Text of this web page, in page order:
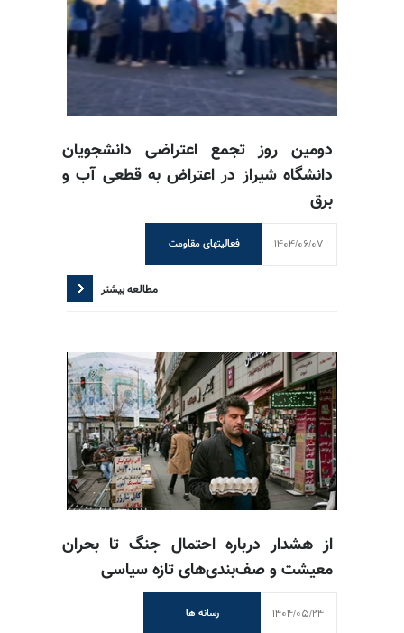
دومین روز تجمع اعتراضی دانشجویان
دانشگاه شیراز در اعتراض به قطعی آب و
برق
فعالیتهای مقاومت 1404/06/07
مطالعه بیشتر
از هشدار درباره احتمال جنگ تا بحران
معیشت و صف‌بندی‌های تازه سیاسی
رسانه ها 1404/05/24